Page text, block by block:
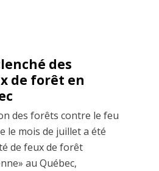
des
de forêt en
des forêts contre le feu
le mois de juillet a été
de feux de forêt
au Québec,